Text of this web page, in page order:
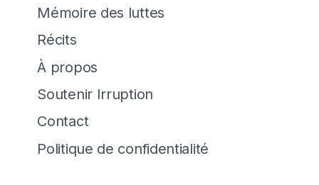
Mémoire des luttes
Récits
À propos
Soutenir Irruption
Contact
Politique de confidentialité